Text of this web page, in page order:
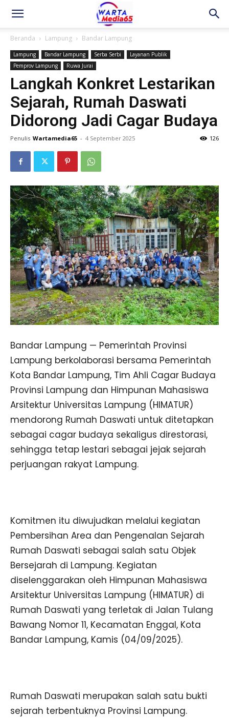
Beranda Lampung Bandar Lampung
Lampung Bandar Lampung Serba Serbi
Layanan Publik
Pemprov Lampung
Ruwa Jurai
Langkah Konkret Lestarikan
Sejarah, Rumah Daswati
Didorong Jadi Cagar Budaya
Penulis Wartamedia65 - 4 September 2025 126
Bandar Lampung — Pemerintah Provinsi
Lampung berkolaborasi bersama Pemerintah
Kota Bandar Lampung, Tim Ahli Cagar Budaya
Provinsi Lampung dan Himpunan Mahasiswa
Arsitektur Universitas Lampung (HIMATUR)
mendorong Rumah Daswati untuk ditetapkan
sebagai cagar budaya sekaligus direstorasi,
sehingga tetap lestari sebagai jejak sejarah
perjuangan rakyat Lampung.
Komitmen itu diwujudkan melalui kegiatan
Pembersihan Area dan Pengenalan Sejarah
Rumah Daswati sebagai salah satu Objek
Bersejarah di Lampung. Kegiatan
diselenggarakan oleh Himpunan Mahasiswa
Arsitektur Universitas Lampung (HIMATUR) di
Rumah Daswati yang terletak di Jalan Tulang
Bawang Nomor 11, Kecamatan Enggal, Kota
Bandar Lampung, Kamis (04/09/2025).
Rumah Daswati merupakan salah satu bukti
sejarah terbentuknya Provinsi Lampung.